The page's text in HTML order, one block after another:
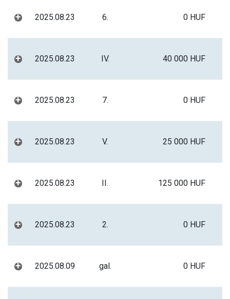
+ 2025.08.23 6. 0 HUF
+ 2025.08.23 IV. 40 000 HUF
+ 2025.08.23 7. 0 HUF
+ 2025.08.23 V. 25 000 HUF
+ 2025.08.23 II. 125 000 HUF
+ 2025.08.23 2. 0 HUF
+ 2025.08.09 gal. 0 HUF